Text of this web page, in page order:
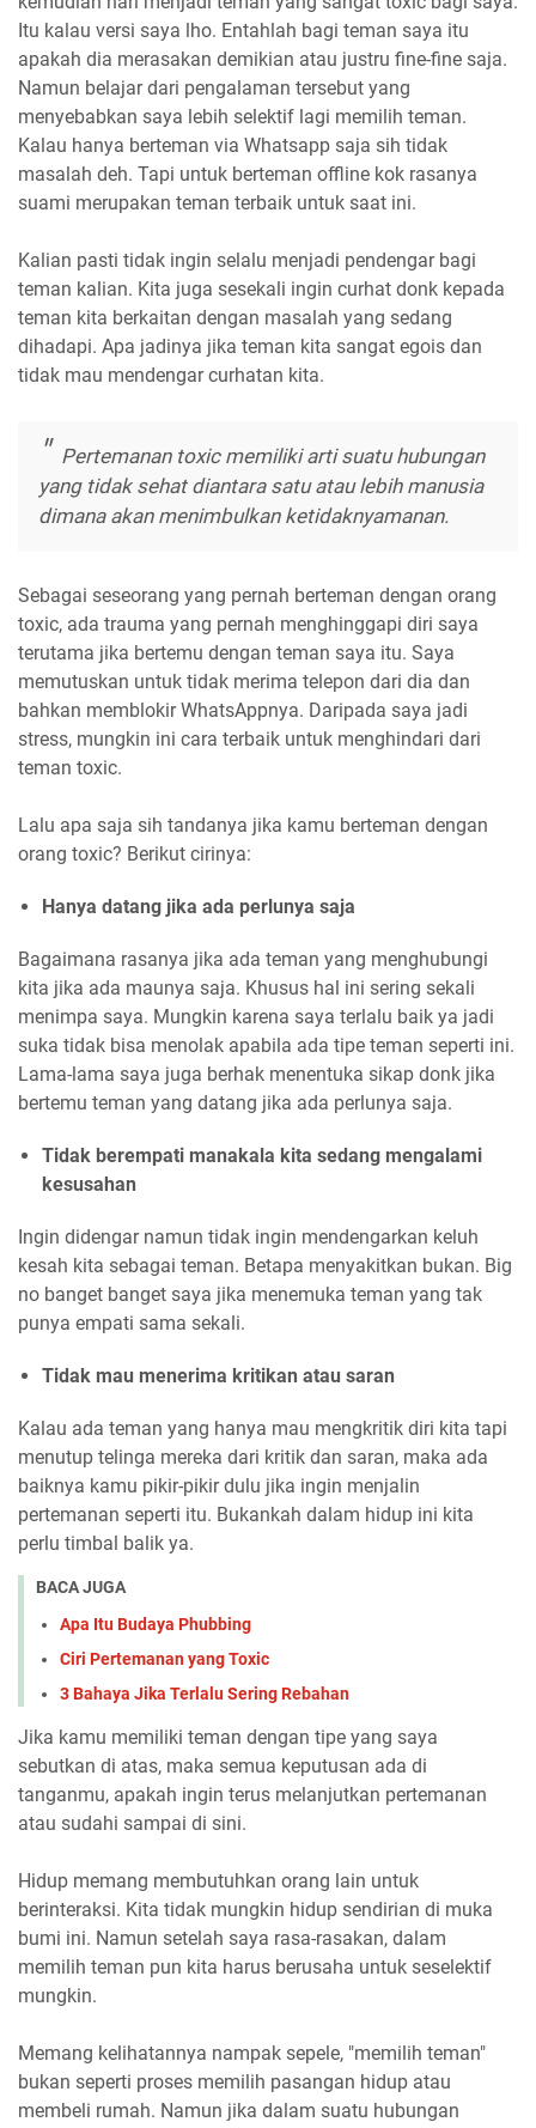
Itu kalau versi saya lho. Entahlah bagi teman saya itu
apakah dia merasakan demikian atau justru fine-fine saja.
Namun belajar dari pengalaman tersebut yang
menyebabkan saya lebih selektif lagi memilih teman.
Kalau hanya berteman via Whatsapp saja sih tidak
masalah deh. Tapi untuk berteman offline kok rasanya
suami merupakan teman terbaik untuk saat ini.
Kalian pasti tidak ingin selalu menjadi pendengar bagi
teman kalian. Kita juga sesekali ingin curhat donk kepada
teman kita berkaitan dengan masalah yang sedang
dihadapi. Apa jadinya jika teman kita sangat egois dan
tidak mau mendengar curhatan kita.
Pertemanan toxic memiliki arti suatu hubungan
yang tidak sehat diantara satu atau lebih manusia
dimana akan menimbulkan ketidaknyamanan.
Sebagai seseorang yang pernah berteman dengan orang
toxic, ada trauma yang pernah menghinggapi diri saya
terutama jika bertemu dengan teman saya itu. Saya
memutuskan untuk tidak merima telepon dari dia dan
bahkan memblokir WhatsAppnya. Daripada saya jadi
stress, mungkin ini cara terbaik untuk menghindari dari
teman toxic.
Lalu apa saja sih tandanya jika kamu berteman dengan
orang toxic? Berikut cirinya:
Hanya datang jika ada perlunya saja
Bagaimana rasanya jika ada teman yang menghubungi
kita jika ada maunya saja. Khusus hal ini sering sekali
menimpa saya. Mungkin karena saya terlalu baik ya jadi
suka tidak bisa menolak apabila ada tipe teman seperti ini.
Lama-lama saya juga berhak menentuka sikap donk jika
bertemu teman yang datang jika ada perlunya saja.
Tidak berempati manakala kita sedang mengalami
kesusahan
Ingin didengar namun tidak ingin mendengarkan keluh
kesah kita sebagai teman. Betapa menyakitkan bukan. Big
no banget banget saya jika menemuka teman yang tak
punya empati sama sekali.
Tidak mau menerima kritikan atau saran
Kalau ada teman yang hanya mau mengkritik diri kita tapi
menutup telinga mereka dari kritik dan saran, maka ada
baiknya kamu pikir-pikir dulu jika ingin menjalin
pertemanan seperti itu. Bukankah dalam hidup ini kita
perlu timbal balik ya.
BACA JUGA
Apa Itu Budaya Phubbing
Ciri Pertemanan yang Toxic
3 Bahaya Jika Terlalu Sering Rebahan
Jika kamu memiliki teman dengan tipe yang saya
sebutkan di atas, maka semua keputusan ada di
tanganmu, apakah ingin terus melanjutkan pertemanan
atau sudahi sampai di sini.
Hidup memang membutuhkan orang lain untuk
berinteraksi. Kita tidak mungkin hidup sendirian di muka
bumi ini. Namun setelah saya rasa-rasakan, dalam
memilih teman pun kita harus berusaha untuk seselektif
mungkin.
Memang kelihatannya nampak sepele, "memilih teman"
bukan seperti proses memilih pasangan hidup atau
membeli rumah. Namun jika dalam suatu hubungan